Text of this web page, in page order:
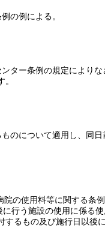
の例による。
ター条例の規定により
のについて適用し、同
院の使用料等に関する条
に行う施設の使用に係る
るもの及び施行日以後